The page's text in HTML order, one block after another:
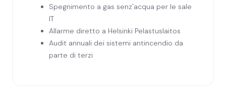
Spegnimento a gas senz'acqua per le sale
IT
Allarme diretto a Helsinki Pelastuslaitos
Audit annuali dei sistemi antincendio da
parte di terzi